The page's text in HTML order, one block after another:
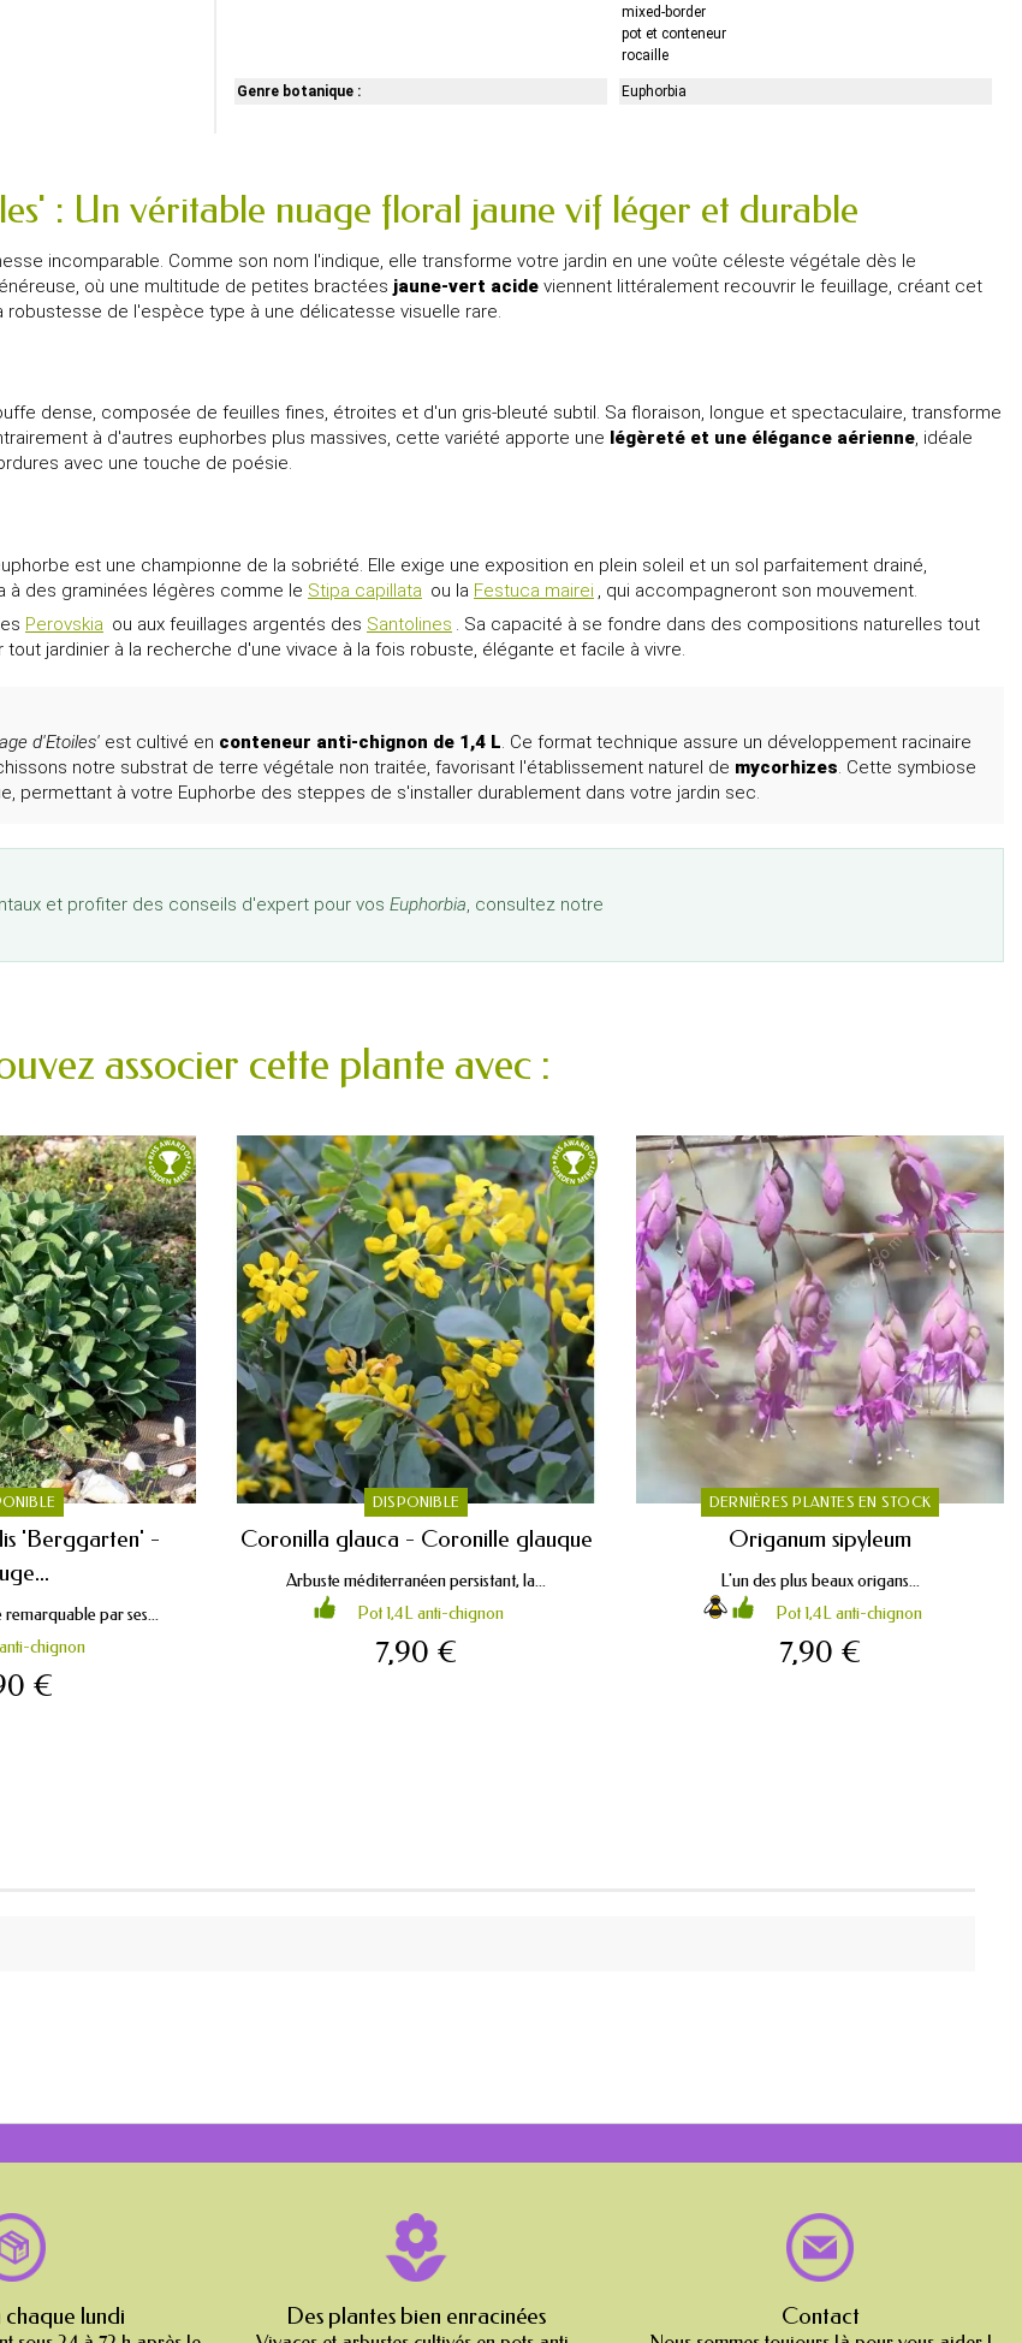
mixed-border
pot et conteneur
rocaille
Genre botanique : Euphorbia
: Un véritable nuage floral jaune vif léger et durable
incomparable. Comme son nom l'indique, elle transforme votre jardin en une voûte céleste végétale dès le
où une multitude de petites bractées jaune-vert acide viennent littéralement recouvrir le feuillage, créant cet
de l'espèce type à une délicatesse visuelle rare.
dense, composée de feuilles fines, étroites et d'un gris-bleuté subtil. Sa floraison, longue et spectaculaire, transforme
à d'autres euphorbes plus massives, cette variété apporte une légèreté et une élégance aérienne, idéale
avec une touche de poésie.
est une championne de la sobriété. Elle exige une exposition en plein soleil et un sol parfaitement drainé,
à des graminées légères comme le Stipa capillata ou la Festuca mairei , qui accompagneront son mouvement.
Perovskia ou aux feuillages argentés des Santolines . Sa capacité à se fondre dans des compositions naturelles tout
jardinier à la recherche d'une vivace à la fois robuste, élégante et facile à vivre.
d'Etoiles' est cultivé en conteneur anti-chignon de 1,4 L. Ce format technique assure un développement racinaire
notre substrat de terre végétale non traitée, favorisant l'établissement naturel de mycorhizes. Cette symbiose
permettant à votre Euphorbe des steppes de s'installer durablement dans votre jardin sec.
et profiter des conseils d'expert pour vos Euphorbia, consultez notre
associer cette plante avec :
'Berggarten' -
remarquable par ses...
chignon
€
DISPONIBLE
Coronilla glauca - Coronille glauque
Arbuste méditerranéen persistant, la...
Pot 1,4L anti-chignon
7,90 €
DERNIÈRES PLANTES EN STOCK
Origanum sipyleum
L'un des plus beaux origans...
Pot 1,4L anti-chignon
7,90 €
lundi Des plantes bien enracinées Contact